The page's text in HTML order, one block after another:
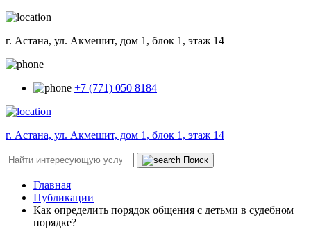
г. Астана, ул. Акмешит, дом 1, блок 1, этаж 14
+7 (771) 050 8184
г. Астана, ул. Акмешит, дом 1, блок 1, этаж 14
Поиск
Главная
Публикации
Как определить порядок общения с детьми в судебном
порядке?